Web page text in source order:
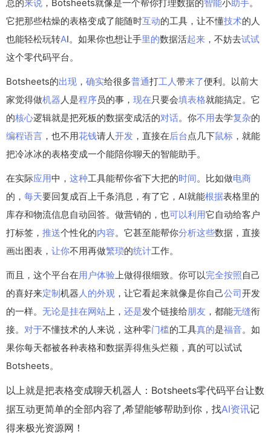
总的来说 ，Botsheets就像是一个帮你打理数据的智能小助手。
它把那些枯燥的表格变成了能随时互动的工具，让不懂技术的人
也能轻松玩转AI。如果你也想让手里的数据活起来 ，不妨去试试
这个零代码平台。
Botsheets的出现 ， 确实给很多普通打工人带来了便利。以前大
家觉得做机器人是程序员的事， 现在只要会填表格就能搞定。它
的核心逻辑就是把死板的数据变成活的对话。你不用去学复杂的
编程语言 ，也不用花钱请人开发 ，直接在后台点几下鼠标 ，就能
把冷冰冰的表格变成一个能陪你聊天的智能助手。
在实际应用中， 这种工具能帮你省下大把的时间。比如做电商
的， 每天要回复成百上千条消息，有了它，AI就能根据表格里的
库存和物流信息自动回答。做营销的，也可以利用它自动给客户
打标签， 推送个性化的内容。它甚至能帮你分析这些数据，直接
画出图表， 让你不用再做繁琐的统计工作。
而且，这个平台在用户体验上做得很细致。你可以完全按照自己
的喜好来定制 机器人的外观 ，让它看起来就像是你自己公司开发
的一样。 无论是挂在网站上， 还是发个链接给朋友 ，都能无缝衔
接。 对于不懂技术的人来说，这种零门槛的工具真的是福音。如
果你每天都被各种表格和数据弄得焦头烂额，真的可以试试
Botsheets。
以上就是把表格变成聊天机器人：Botsheets零代码平台让数
据互动更简单的全部内容了,希望能够帮助到你，找AI资讯记
得来极光资源网！